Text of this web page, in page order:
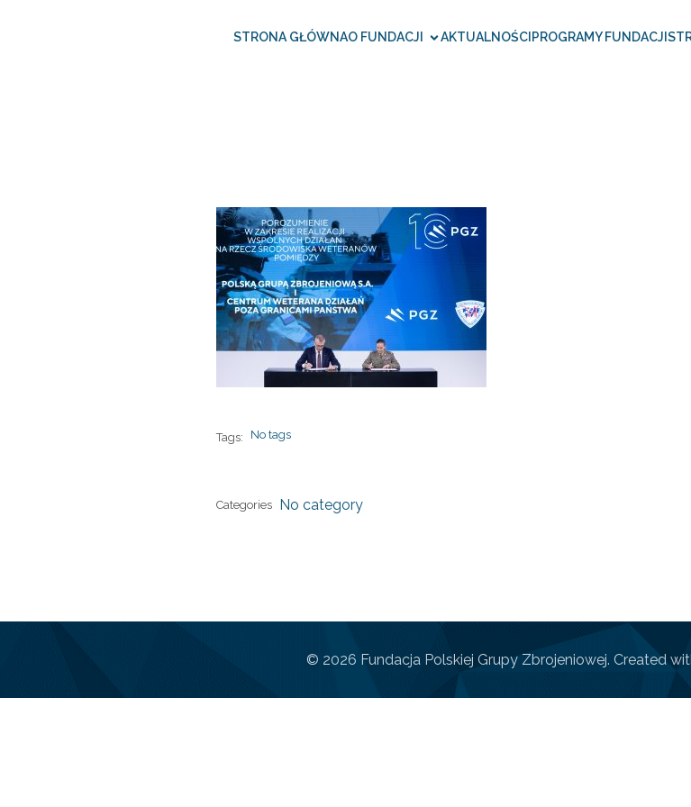
STRONA GŁÓWNAO FUNDACJI AKTUALNOŚCI PROGRAMY FUNDACJI
Tags: No tags
Categories No category
© 2026 Fundacja Polskiej Grupy Zbrojeniowej. Created